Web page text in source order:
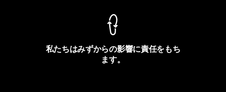
私たちはみずからの影響に責任をもち
ます。